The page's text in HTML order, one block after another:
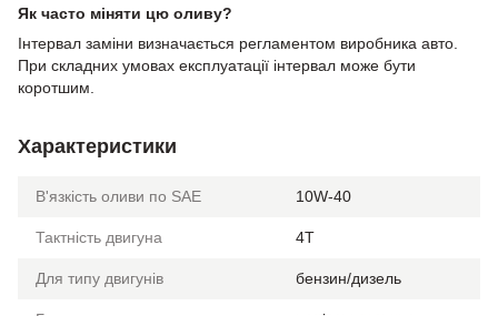
Як часто міняти цю оливу?
Інтервал заміни визначається регламентом виробника авто.
При складних умовах експлуатації інтервал може бути
коротшим.
Характеристики
В'язкість оливи по SAE 10W-40
Тактність двигуна 4T
Для типу двигунів бензин/дизель